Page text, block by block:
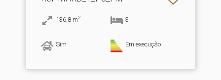
136.8 m2 3
Sim Em execução